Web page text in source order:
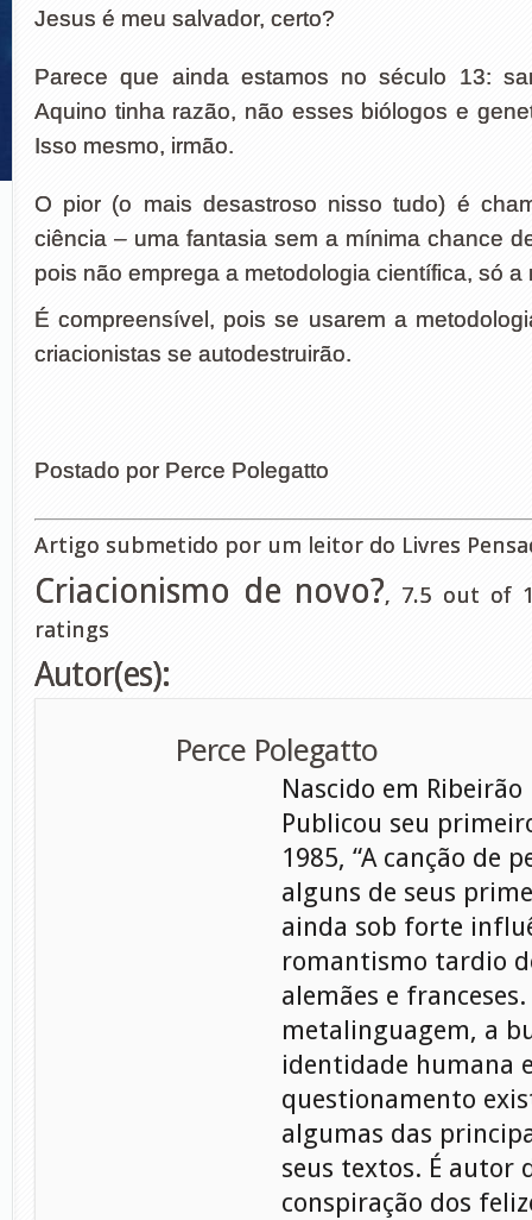
Jesus é meu salvador, certo?
Parece que ainda estamos no século 13:
Aquino tinha razão, não esses biólogos e
Isso mesmo, irmão.
O pior (o mais desastroso nisso tudo) é
ciência – uma fantasia sem a mínima chance
pois não emprega a metodologia científica, só a
É compreensível, pois se usarem a
criacionistas se autodestruirão.
Postado por Perce Polegatto
Artigo submetido por um leitor do Livres
Criacionismo de novo?, 7.5 out of
ratings
Autor(es):
Perce Polegatto
Nascido em Ribeirão
Publicou seu
1985, “A canção de
alguns de seus
ainda sob forte
romantismo tardio
alemães e franceses.
metalinguagem, a
identidade humana
questionamento
algumas das
seus textos. É autor
conspiração dos